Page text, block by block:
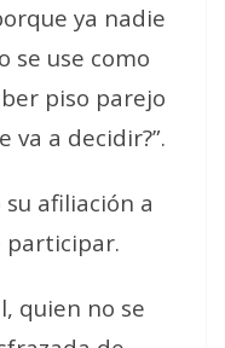
ya nadie
se use como
piso parejo
va a decidir?”.
afiliación a
participar.
quien no se